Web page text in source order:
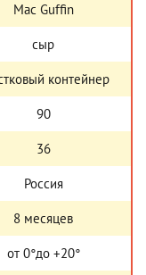
Mac Guffin
сыр
контейнер
90
36
Россия
8 месяцев
от 0°до +20°